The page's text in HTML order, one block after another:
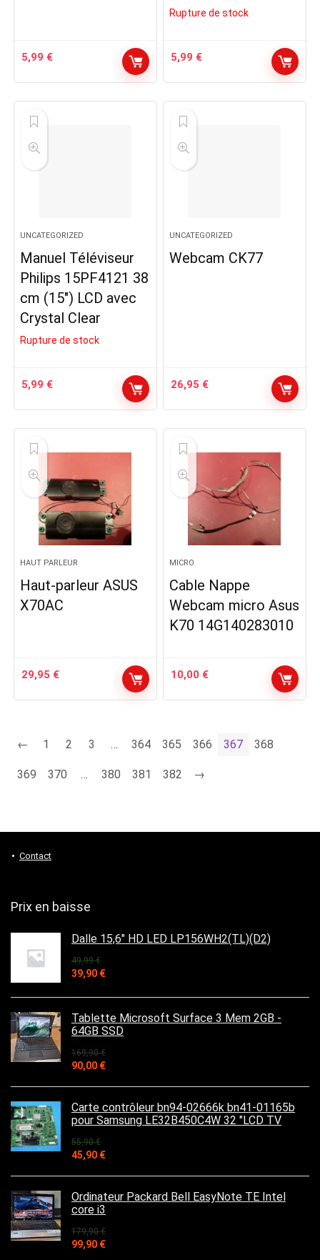
5,99 €
Rupture de stock
5,99 €
UNCATEGORIZED
Manuel Téléviseur
Philips 15PF4121 38
cm (15″) LCD avec
Crystal Clear
Rupture de stock
5,99 €
UNCATEGORIZED
Webcam CK77
26,95 €
HAUT PARLEUR
Haut-parleur ASUS
X70AC
29,95 €
MICRO
Cable Nappe
Webcam micro Asus
K70 14G140283010
10,00 €
← 1 2 3 … 364 365 366 367 368
369 370 … 380 381 382 →
Contact
Prix en baisse
Dalle 15,6" HD LED LP156WH2(TL)(D2)
49,99€
Le
initial
était :
49,99 €.
39,90 €Le
actuel
est :
39,90 €.
Tablette Microsoft Surface 3 Mem 2GB -
64GB SSD
169,90€
Le
initial
était :
169,90 €.
90,00 €Le
actuel
est :
90,00 €.
Carte contrôleur bn94-02666k bn41-01165b
pour Samsung LE32B450C4W 32 "LCD TV
55,90€
Le
initial
était :
55,90 €.
45,90 €Le
actuel
est :
45,90 €.
Ordinateur Packard Bell EasyNote TE Intel
core i3
179,90€
Le
99,90 €Le